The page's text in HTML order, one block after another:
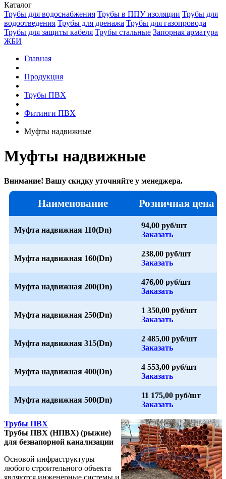
Каталог
Трубы для водоснабжения Трубы в ППУ изоляции Трубы для
водоотведения Трубы для дренажа Трубы для газопровода
Трубы для защиты кабеля Трубы стальные Запорная арматура
ЖБИ
Главная
|
Продукция
|
Трубы ПВХ
|
Фитинги ПВХ
|
Муфты надвижные
Муфты надвижные
Внимание! Вашу скидку уточняйте у менеджера.
Наименование Розничная цена
Муфта надвижная 110(Dn)
94,00 руб/шт
Заказать
Муфта надвижная 160(Dn)
238,00 руб/шт
Заказать
Муфта надвижная 200(Dn)
476,00 руб/шт
Заказать
Муфта надвижная 250(Dn)
1 350,00 руб/шт
Заказать
Муфта надвижная 315(Dn)
2 485,00 руб/шт
Заказать
Муфта надвижная 400(Dn)
4 553,00 руб/шт
Заказать
Муфта надвижная 500(Dn)
11 175,00 руб/шт
Заказать
Трубы ПВХ
Трубы ПВХ (НПВХ) (рыжие)
для безнапорной канализации
Основой инфраструктуры
любого строительного объекта
являются инженерные системы и